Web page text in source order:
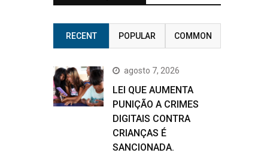
RECENT POPULAR COMMON
agosto 7, 2026
LEI QUE AUMENTA
PUNIÇÃO A CRIMES
DIGITAIS CONTRA
CRIANÇAS É
SANCIONADA.